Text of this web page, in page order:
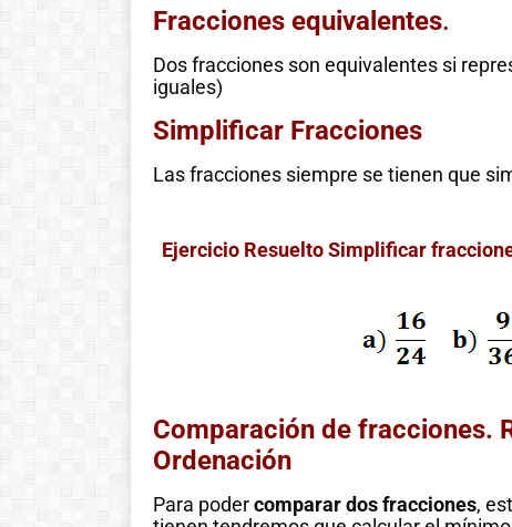
Fracciones equivalentes.
Dos fracciones son equivalentes si
iguales)
Simplificar Fracciones
Las fracciones siempre se tienen que
Ejercicio Resuelto Simplificar
Comparación de fracciones.
Ordenación
Para podercomparar dos fracciones,